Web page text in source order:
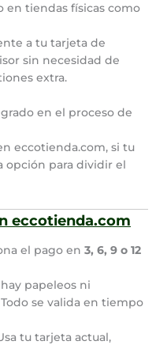
en tiendas físicas como
a tu tarjeta de
sin necesidad de
extra.
en el proceso de
eccotienda.com, si tu
opción para dividir el
eccotienda.com
el pago en 3, 6, 9 o 12
papeleos ni
se valida en tiempo
tu tarjeta actual,